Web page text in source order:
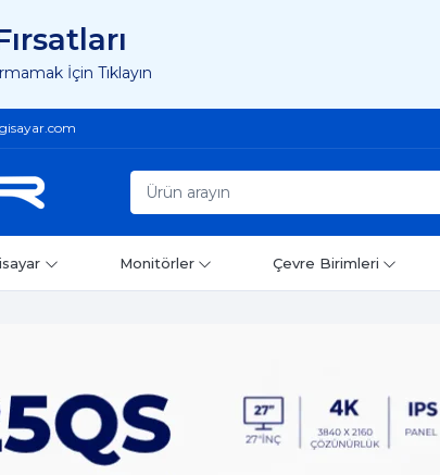
İçin Tıklayın
Monitörler Çevre Birimleri